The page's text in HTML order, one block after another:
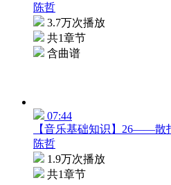
陈哲
3.7万次播放
共1章节
含曲谱
07:44
【音乐基础知识】26——散
陈哲
1.9万次播放
共1章节